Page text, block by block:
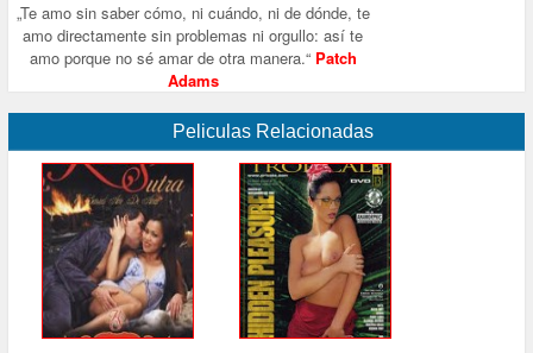
„Te amo sin saber cómo, ni cuándo, ni de dónde, te
amo directamente sin problemas ni orgullo: así te
amo porque no sé amar de otra manera.“ Patch
Adams
Peliculas Relacionadas